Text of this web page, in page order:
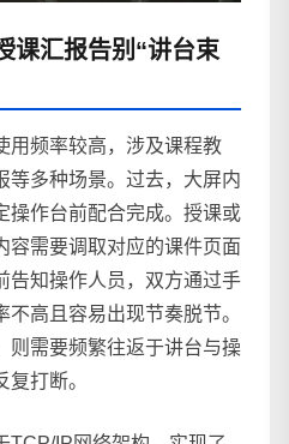
课汇报告别“讲台束
用频率较高，涉及课程教
等多种场景。过去，大屏内
操作台前配合完成。授课或
容需要调取对应的课件页面
告知操作人员，双方通过手
高且容易出现节奏脱节。
则需要频繁往返于讲台与操
打断。